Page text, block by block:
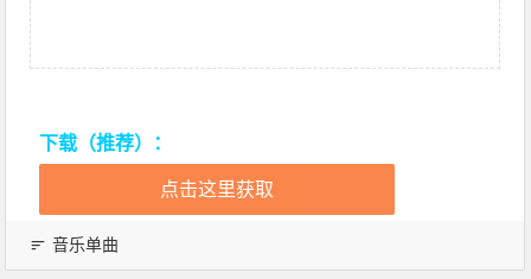
下载（推荐）：
点击这里获取
音乐单曲